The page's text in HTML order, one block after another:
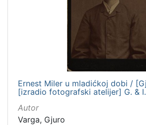
Ernest Miler u mladićkoj dobi /
[izradio fotografski atelijer] G. &
Autor
Varga, Gjuro